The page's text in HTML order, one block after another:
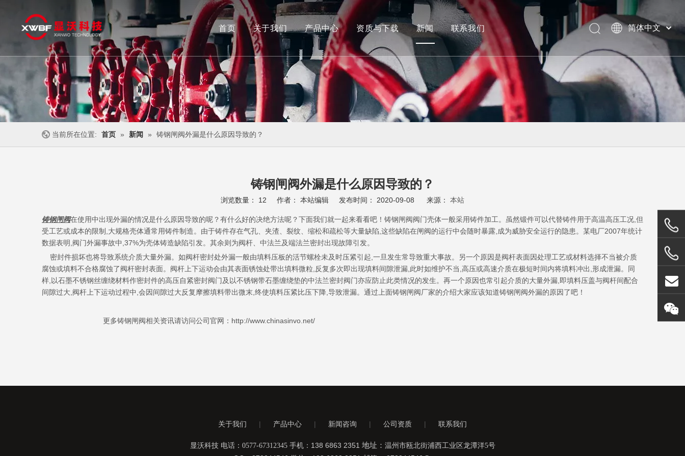
首页 关于我们 产品中心
闸阀 截止阀 船用阀 美标阀门
不锈钢阀门 止回阀 蝶阀
资质与下载 新闻 联系我们 简体中文
当前所在位置: 首页 » 新闻 » 铸钢闸阀外漏是什么原因导致的？
铸钢闸阀外漏是什么原因导致的？
浏览数量： 12 作者： 本站编辑 发布时间： 2020-09-08 来源： 本站
["wechat","weibo","qzone","douban","email"]
铸钢闸阀在使用中出现外漏的情况是什么原因导致的呢？有什么好的决绝方法呢？下面我们就一起来看看吧！铸钢闸阀阀门壳体一般采用铸件加工。虽然锻件可以代替铸件用于高温高压工况,但
受工艺或成本的限制,大规格壳体通常用铸件制造。由于铸件存在气孔、夹渣、裂纹、缩松和疏松等大量缺陷,这些缺陷在闸阀的运行中会随时暴露,成为威胁安全运行的隐患。某电厂2007年统计
数据表明,阀门外漏事故中,37%为壳体铸造缺陷引发。其余则为阀杆、中法兰及端法兰密封出现故障引发。
密封件损坏也将导致系统介质大量外漏。如阀杆密封处外漏一般由填料压板的活节螺栓未及时压紧引起,一旦发生常导致重大事故。另一个原因是阀杆表面因处理工艺或材料选择不当被介质
腐蚀或填料不合格腐蚀了阀杆密封表面。阀杆上下运动会由其表面锈蚀处带出填料微粒,反复多次即出现填料间隙泄漏,此时如维护不当,高压或高速介质在极短时间内将填料冲出,形成泄漏。同
样,以石墨不锈钢丝缠绕材料作密封件的高压自紧密封阀门及以不锈钢带石墨缠绕垫的中法兰密封阀门亦应防止此类情况的发生。再一个原因也常引起介质的大量外漏,即填料压盖与阀杆间配合
间隙过大,阀杆上下运动过程中,会因间隙过大反复摩擦填料带出微末,终使填料压紧比压下降,导致泄漏。通过上面铸钢闸阀厂家的介绍大家应该知道铸钢闸阀外漏的原因了吧！
更多铸钢闸阀相关资讯请访问公司官网：http://www.chinasinvo.net/
关于我们 | 产品中心 | 新闻咨询 | 公司资质 | 联系我们
显沃科技 电话：0577-67312345 手机：138 6863 2351 地址： 温州市瓯北街浦西工业区龙潭洋5号